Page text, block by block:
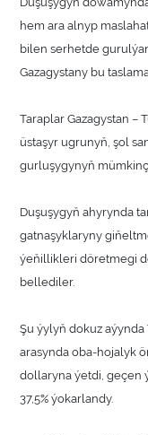
hem ara alnyp
bilen serhetde
Gazagystany bu
Taraplar Gazagystan –
üstaşyr ugrunyň, şol
gurluşygynyň
Duşuşygyň ahyrynda
gatnaşyklaryny
ýeňillikleri döretmegi
bellediler.
Şu ýylyň dokuz
arasynda oba-hojalyk
dollaryna ýetdi, geçen
37,5% ýokarlandy.